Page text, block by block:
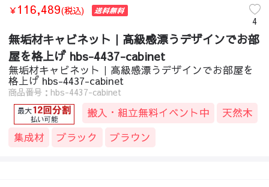
￥116,489(税込)
4
無垢材キャビネット｜高級感漂うデザインでお部
屋を格上げ hbs-4437-cabinet
無垢材キャビネット｜高級感漂うデザインでお部屋を
格上げ hbs-4437-cabinet
商品番号：hbs-4437-cabinet
搬入・組立無料イベント中
天然木
集成材
ブラック ブラウン